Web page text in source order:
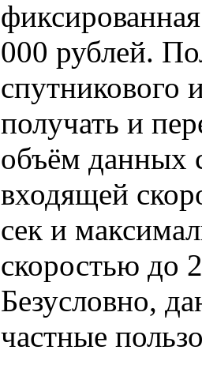
000 рублей.
спутникового
получать и
объём данных
входящей
сек и
скоростью до
Безусловно,
частные